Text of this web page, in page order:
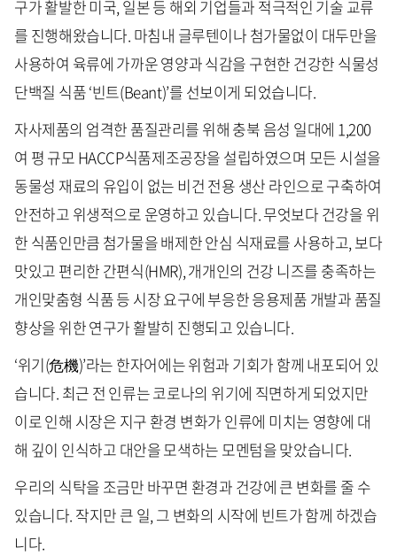
구가 활발한 미국, 일본 등 해외 기업들과 적극적인 기술 교류
를 진행해왔습니다. 마침내 글루텐이나 첨가물없이 대두만을
사용하여 육류에 가까운 영양과 식감을 구현한 건강한 식물성
단백질 식품 ‘빈트(Beant)’를 선보이게 되었습니다.
자사제품의 엄격한 품질관리를 위해 충북 음성 일대에 1,200
여 평 규모 HACCP식품제조공장을 설립하였으며 모든 시설을
동물성 재료의 유입이 없는 비건 전용 생산 라인으로 구축하여
안전하고 위생적으로 운영하고 있습니다. 무엇보다 건강을 위
한 식품인만큼 첨가물을 배제한 안심 식재료를 사용하고, 보다
맛있고 편리한 간편식(HMR), 개개인의 건강 니즈를 충족하는
개인맞춤형 식품 등 시장 요구에 부응한 응용제품 개발과 품질
향상을 위한 연구가 활발히 진행되고 있습니다.
‘위기(危機)’라는 한자어에는 위험과 기회가 함께 내포되어 있
습니다. 최근 전 인류는 코로나의 위기에 직면하게 되었지만
이로 인해 시장은 지구 환경 변화가 인류에 미치는 영향에 대
해 깊이 인식하고 대안을 모색하는 모멘텀을 맞았습니다.
우리의 식탁을 조금만 바꾸면 환경과 건강에 큰 변화를 줄 수
있습니다. 작지만 큰 일, 그 변화의 시작에 빈트가 함께 하겠습
니다.